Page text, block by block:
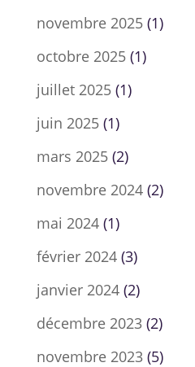
novembre 2025(1)
octobre 2025(1)
juillet 2025(1)
juin 2025(1)
mars 2025(2)
novembre 2024(2)
mai 2024(1)
février 2024(3)
janvier 2024(2)
décembre 2023(2)
novembre 2023(5)